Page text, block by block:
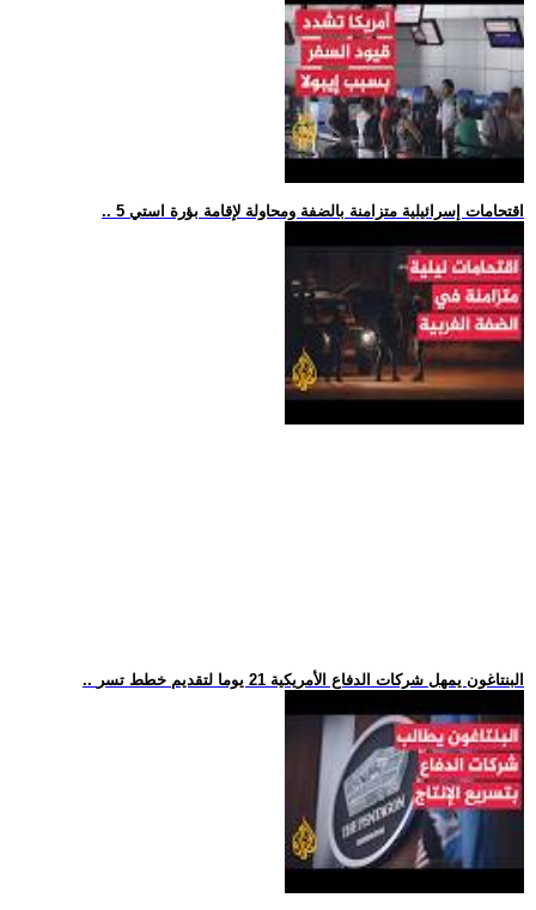
.. 5 اقتحامات إسرائيلية متزامنة بالضفة ومحاولة لإقامة بؤرة استي
.. البنتاغون يمهل شركات الدفاع الأمريكية 21 يوما لتقديم خطط تسر